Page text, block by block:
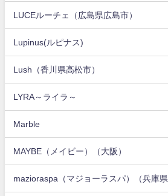
LUCEルーチェ（広島県広島市）
Lupinus(ルピナス)
Lush（香川県高松市）
LYRA～ライラ～
Marble
MAYBE（メイビー）（大阪）
mazioraspa（マジョーラスパ）（兵庫県